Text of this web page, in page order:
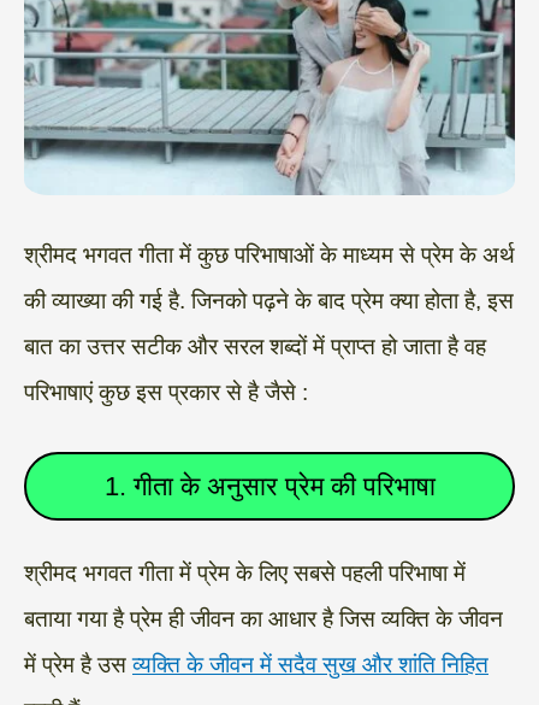
श्रीमद भगवत गीता में कुछ परिभाषाओं के माध्यम से प्रेम के अर्थ
की व्याख्या की गई है. जिनको पढ़ने के बाद प्रेम क्या होता है, इस
बात का उत्तर सटीक और सरल शब्दों में प्राप्त हो जाता है वह
परिभाषाएं कुछ इस प्रकार से है जैसे :
1. गीता के अनुसार प्रेम की परिभाषा
श्रीमद भगवत गीता में प्रेम के लिए सबसे पहली परिभाषा में
बताया गया है प्रेम ही जीवन का आधार है जिस व्यक्ति के जीवन
में प्रेम है उसव्यक्ति के जीवन में सदैव सुख और शांति निहित